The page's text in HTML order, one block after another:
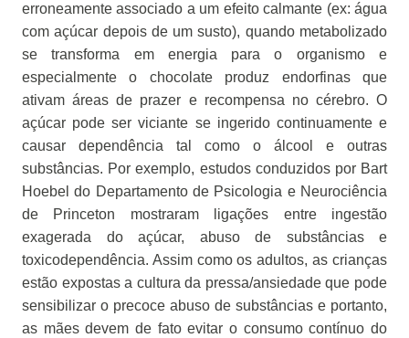
erroneamente associado a um efeito calmante (ex: água
com açúcar depois de um susto), quando metabolizado
se transforma em energia para o organismo e
especialmente o chocolate produz endorfinas que
ativam áreas de prazer e recompensa no cérebro. O
açúcar pode ser viciante se ingerido continuamente e
causar dependência tal como o álcool e outras
substâncias. Por exemplo, estudos conduzidos por Bart
Hoebel do Departamento de Psicologia e Neurociência
de Princeton mostraram ligações entre ingestão
exagerada do açúcar, abuso de substâncias e
toxicodependência. Assim como os adultos, as crianças
estão expostas a cultura da pressa/ansiedade que pode
sensibilizar o precoce abuso de substâncias e portanto,
as mães devem de fato evitar o consumo contínuo do